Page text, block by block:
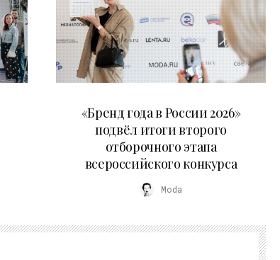
«Бренд года в России 2026»
подвёл итоги второго
отборочного этапа
всероссийского конкурса
Moda